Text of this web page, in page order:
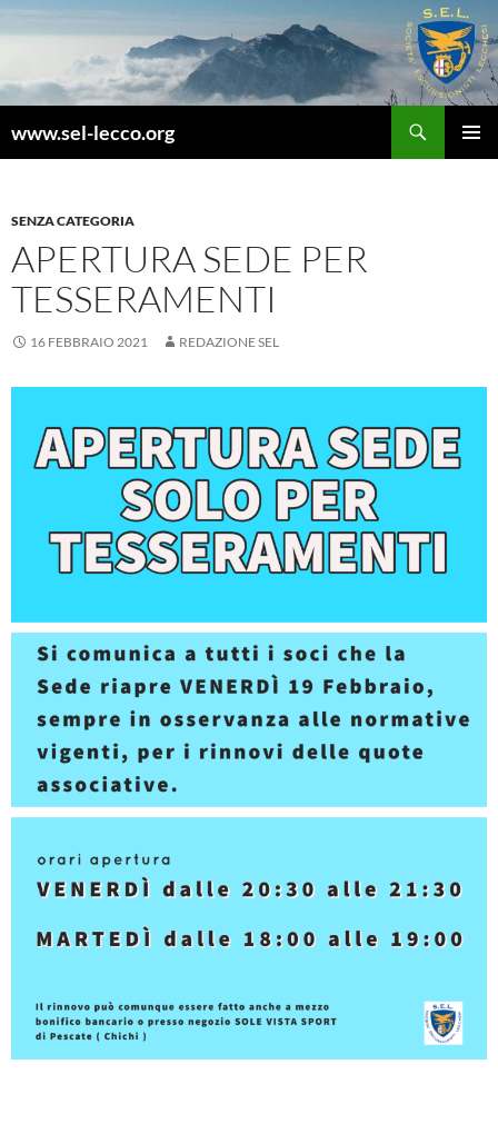
Vai
al
www.sel-lecco.org
SENZA CATEGORIA
APERTURA SEDE PER
TESSERAMENTI
16 FEBBRAIO 2021 REDAZIONE SEL